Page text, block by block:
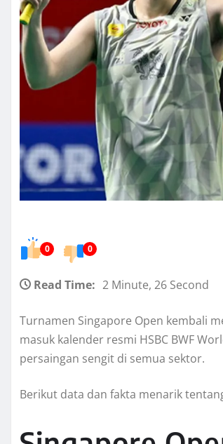
0 0
Read Time: 2 Minute, 26 Second
Turnamen Singapore Open kembali
masuk kalender resmi HSBC BWF
persaingan sengit di semua sektor.
Berikut data dan fakta menarik